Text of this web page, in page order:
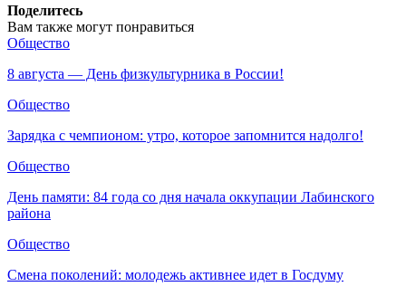
Поделитесь
Вам также могут понравиться
Общество
8 августа — День физкультурника в России!
Общество
Зарядка с чемпионом: утро, которое запомнится надолго!
Общество
День памяти: 84 года со дня начала оккупации Лабинского
района
Общество
Смена поколений: молодежь активнее идет в Госдуму